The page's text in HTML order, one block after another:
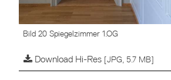
Bild 20 Spiegelzimmer 1.OG
Download Hi-Res [JPG, 5.7 MB]